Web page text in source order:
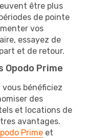
être plus
de pointe
vos
essayez de
et de retour.
Opodo Prime
vous bénéficiez
des
et locations de
avantages.
Prime et